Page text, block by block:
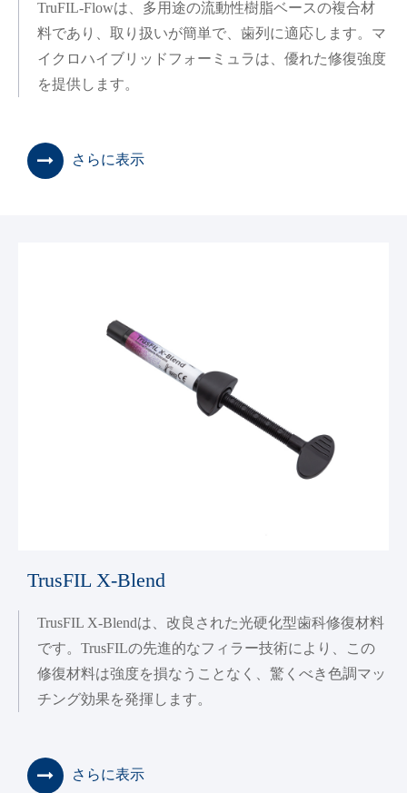
TruFIL-Flowは、多用途の流動性樹脂ベースの複合材
料であり、取り扱いが簡単で、歯列に適応します。マ
イクロハイブリッドフォーミュラは、優れた修復強度
を提供します。
さらに表示
TrusFIL X-Blend
TrusFIL X-Blendは、改良された光硬化型歯科修復材料
です。TrusFILの先進的なフィラー技術により、この
修復材料は強度を損なうことなく、驚くべき色調マッ
チング効果を発揮します。
さらに表示